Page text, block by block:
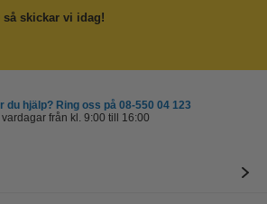
så skickar vi idag!
du hjälp? Ring oss på 08-550 04 123
från kl. 9:00 till 16:00